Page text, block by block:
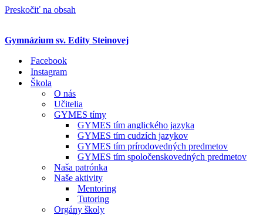
Preskočiť na obsah
Gymnázium sv. Edity Steinovej
Facebook
Instagram
Škola
O nás
Učitelia
GYMES tímy
GYMES tím anglického jazyka
GYMES tím cudzích jazykov
GYMES tím prírodovedných predmetov
GYMES tím spoločenskovedných predmetov
Naša patrónka
Naše aktivity
Mentoring
Tutoring
Orgány školy